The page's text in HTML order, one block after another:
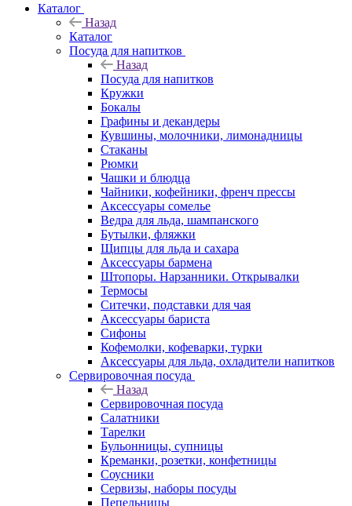
Каталог
Назад
Каталог
Посуда для напитков
Назад
Посуда для напитков
Кружки
Бокалы
Графины и декандеры
Кувшины, молочники, лимонадницы
Стаканы
Рюмки
Чашки и блюдца
Чайники, кофейники, френч прессы
Аксессуары сомелье
Ведра для льда, шампанского
Бутылки, фляжки
Щипцы для льда и сахара
Аксессуары бармена
Штопоры. Нарзанники. Открывалки
Термосы
Ситечки, подставки для чая
Аксессуары бариста
Сифоны
Кофемолки, кофеварки, турки
Аксессуары для льда, охладители напитков
Сервировочная посуда
Назад
Сервировочная посуда
Салатники
Тарелки
Бульонницы, супницы
Креманки, розетки, конфетницы
Соусники
Сервизы, наборы посуды
Пепельницы